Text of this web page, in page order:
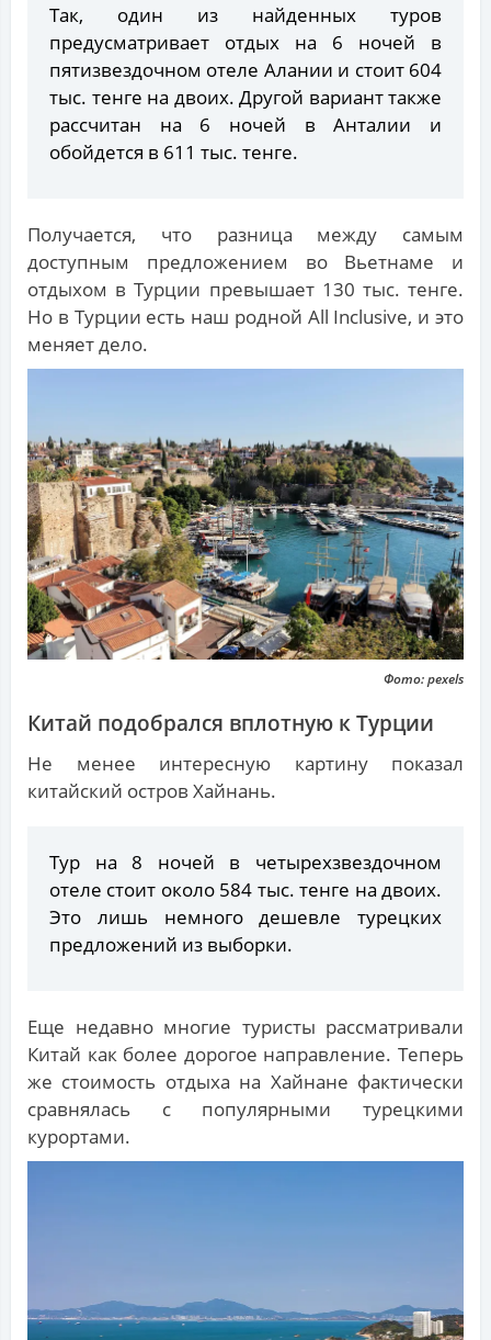
Так, один из найденных туров
предусматривает отдых на 6 ночей в
пятизвездочном отеле Алании и стоит 604
тыс. тенге на двоих. Другой вариант также
рассчитан на 6 ночей в Анталии и
обойдется в 611 тыс. тенге.
Получается, что разница между самым
доступным предложением во Вьетнаме и
отдыхом в Турции превышает 130 тыс. тенге.
Но в Турции есть наш родной All Inclusive, и это
меняет дело.
Фото: pexels
Китай подобрался вплотную к Турции
Не менее интересную картину показал
китайский остров Хайнань.
Тур на 8 ночей в четырехзвездочном
отеле стоит около 584 тыс. тенге на двоих.
Это лишь немного дешевле турецких
предложений из выборки.
Еще недавно многие туристы рассматривали
Китай как более дорогое направление. Теперь
же стоимость отдыха на Хайнане фактически
сравнялась с популярными турецкими
курортами.